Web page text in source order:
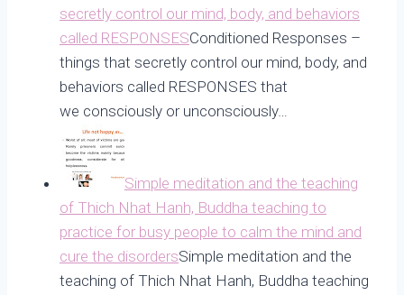
secretly control our mind, body, and behaviors
called RESPONSESConditioned Responses –
things that secretly control our mind, body, and
behaviors called RESPONSES that
we consciously or unconsciously…
Simple meditation and the teaching
of Thich Nhat Hanh, Buddha teaching to
practice for busy people to calm the mind and
cure the disordersSimple meditation and the
teaching of Thich Nhat Hanh, Buddha teaching